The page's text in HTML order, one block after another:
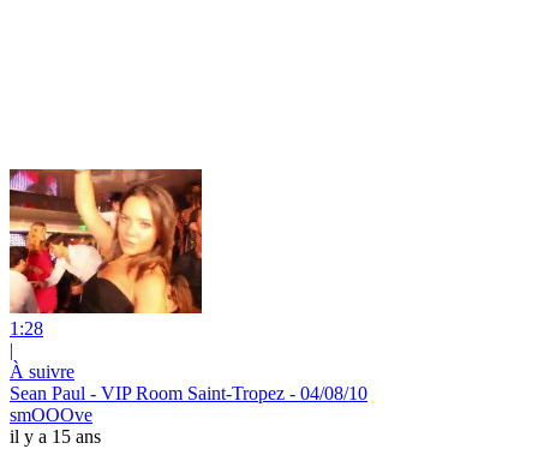
1:28
|
À suivre
Sean Paul - VIP Room Saint-Tropez - 04/08/10
smOOOve
il y a 15 ans